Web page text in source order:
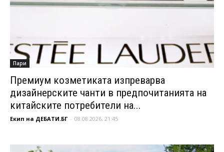
Пари
Премиум козметиката изпреварва
дизайнерските чанти в предпочитанията на
китайските потребители на...
Екип на ДЕБАТИ.БГ - 08.08.2026, 21:45